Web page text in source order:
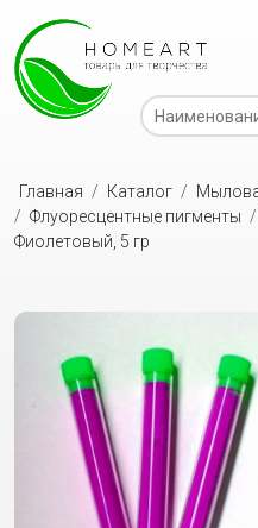
Главная / Каталог /
/ Флуоресцентные пигменты /
Фиолетовый, 5 гр